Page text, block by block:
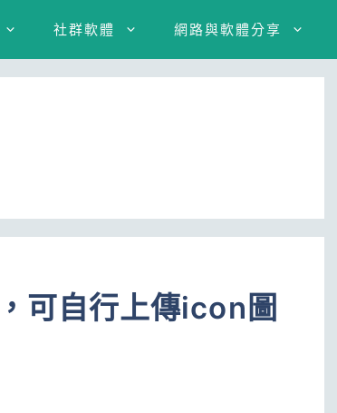
社群軟體 網路與軟體分享
可自行上傳icon圖